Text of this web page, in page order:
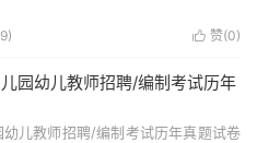
 赞(0)
园幼儿教师招聘/编制考试历年
儿教师招聘/编制考试历年真题试卷